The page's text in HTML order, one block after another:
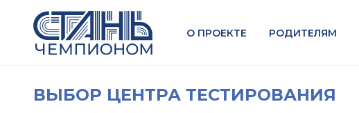
О ПРОЕКТЕ РОДИТЕЛЯМ
ВЫБОР ЦЕНТРА ТЕСТИРОВАНИЯ